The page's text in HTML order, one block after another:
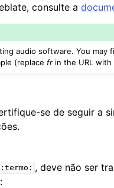
consulte a
audio software. You
(replacefr in the URL
se de seguir a
:termo: , deve não ser